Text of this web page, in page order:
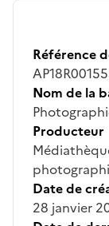
Référence
Nom de la
Producteur
Date de
28 janvier